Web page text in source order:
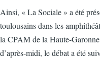
Ainsi, « La Sociale » a été
toulousains dans les
la CPAM de la Haute-
d’après-midi, le débat a été